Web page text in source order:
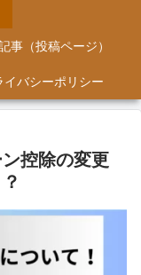
事（投稿ページ）
イバシーポリシー
ン控除の変更